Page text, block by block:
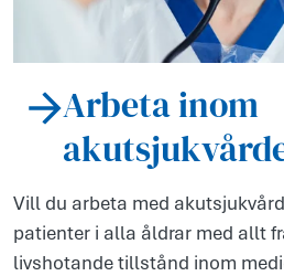
Arbeta inom
Vill du arbeta med
patienter i alla åldrar med allt
livshotande tillstånd inom